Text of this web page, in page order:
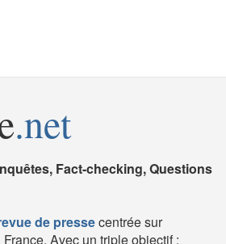
.net
Fact-checking, Questions
de pressecentrée sur
Avec un triple objectif :